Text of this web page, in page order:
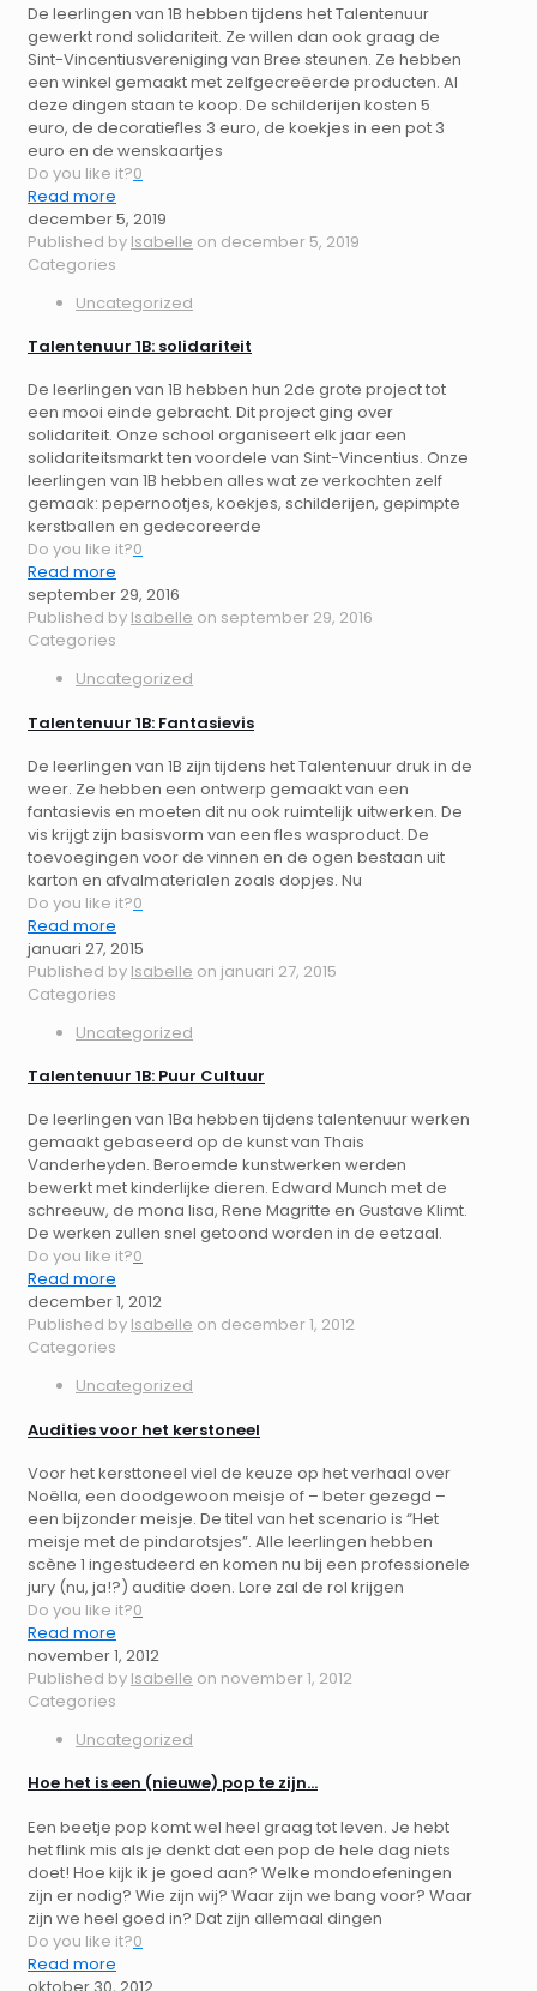
De leerlingen van 1B hebben tijdens het Talentenuur
gewerkt rond solidariteit. Ze willen dan ook graag de
Sint-Vincentiusvereniging van Bree steunen. Ze hebben
een winkel gemaakt met zelfgecreëerde producten. Al
deze dingen staan te koop. De schilderijen kosten 5
euro, de decoratiefles 3 euro, de koekjes in een pot 3
euro en de wenskaartjes
Do you like it?0
Read more
december 5, 2019
Published by Isabelle on december 5, 2019
Categories
Uncategorized
Talentenuur 1B: solidariteit
De leerlingen van 1B hebben hun 2de grote project tot
een mooi einde gebracht. Dit project ging over
solidariteit. Onze school organiseert elk jaar een
solidariteitsmarkt ten voordele van Sint-Vincentius. Onze
leerlingen van 1B hebben alles wat ze verkochten zelf
gemaak: pepernootjes, koekjes, schilderijen, gepimpte
kerstballen en gedecoreerde
Do you like it?0
Read more
september 29, 2016
Published by Isabelle on september 29, 2016
Categories
Uncategorized
Talentenuur 1B: Fantasievis
De leerlingen van 1B zijn tijdens het Talentenuur druk in de
weer. Ze hebben een ontwerp gemaakt van een
fantasievis en moeten dit nu ook ruimtelijk uitwerken. De
vis krijgt zijn basisvorm van een fles wasproduct. De
toevoegingen voor de vinnen en de ogen bestaan uit
karton en afvalmaterialen zoals dopjes. Nu
Do you like it?0
Read more
januari 27, 2015
Published by Isabelle on januari 27, 2015
Categories
Uncategorized
Talentenuur 1B: Puur Cultuur
De leerlingen van 1Ba hebben tijdens talentenuur werken
gemaakt gebaseerd op de kunst van Thais
Vanderheyden. Beroemde kunstwerken werden
bewerkt met kinderlijke dieren. Edward Munch met de
schreeuw, de mona lisa, Rene Magritte en Gustave Klimt.
De werken zullen snel getoond worden in de eetzaal.
Do you like it?0
Read more
december 1, 2012
Published by Isabelle on december 1, 2012
Categories
Uncategorized
Audities voor het kerstoneel
Voor het kersttoneel viel de keuze op het verhaal over
Noëlla, een doodgewoon meisje of – beter gezegd –
een bijzonder meisje. De titel van het scenario is “Het
meisje met de pindarotsjes”. Alle leerlingen hebben
scène 1 ingestudeerd en komen nu bij een professionele
jury (nu, ja!?) auditie doen. Lore zal de rol krijgen
Do you like it?0
Read more
november 1, 2012
Published by Isabelle on november 1, 2012
Categories
Uncategorized
Hoe het is een (nieuwe) pop te zijn…
Een beetje pop komt wel heel graag tot leven. Je hebt
het flink mis als je denkt dat een pop de hele dag niets
doet! Hoe kijk ik je goed aan? Welke mondoefeningen
zijn er nodig? Wie zijn wij? Waar zijn we bang voor? Waar
zijn we heel goed in? Dat zijn allemaal dingen
Do you like it?0
Read more
oktober 30, 2012